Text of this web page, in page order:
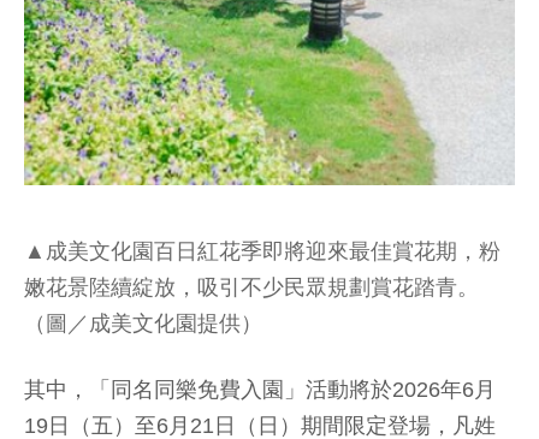
▲成美文化園百日紅花季即將迎來最佳賞花期，粉
嫩花景陸續綻放，吸引不少民眾規劃賞花踏青。
（圖／成美文化園提供）
其中，「同名同樂免費入園」活動將於2026年6月
19日（五）至6月21日（日）期間限定登場，凡姓